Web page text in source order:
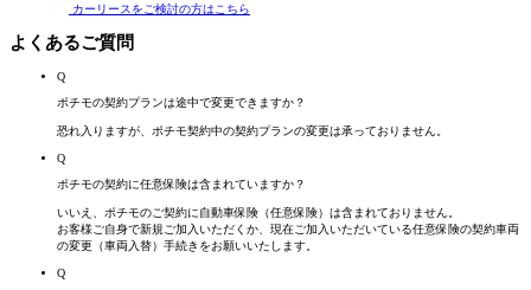
カーリースをご検討の方は こちら
よくあるご質問
Q
ポチモの契約プランは途中で変更できますか？
恐れ入りますが、ポチモ契約中の契約プランの変更は承っておりません。
Q
ポチモの契約に任意保険は含まれていますか？
いいえ、ポチモのご契約に自動車保険（任意保険）は含まれておりません。
お客様ご自身で新規ご加入いただくか、現在ご加入いただいている任意保険の契約車両
の変更（車両入替）手続きをお願いいたします。
Q